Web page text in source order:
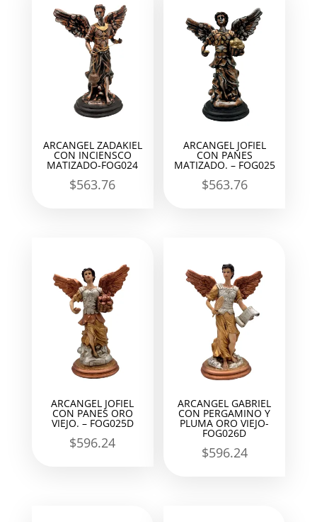
ARCANGEL ZADAKIEL
CON INCIENSCO
MATIZADO-FOG024
$563.76
ARCANGEL JOFIEL
CON PANES
MATIZADO. – FOG025
$563.76
ARCANGEL JOFIEL
CON PANES ORO
VIEJO. – FOG025D
$596.24
ARCANGEL GABRIEL
CON PERGAMINO Y
PLUMA ORO VIEJO-
FOG026D
$596.24